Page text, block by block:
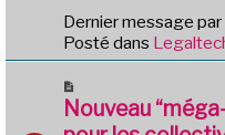
a
u
s
Dernier message par
Posté dans
o
u
Nouveau